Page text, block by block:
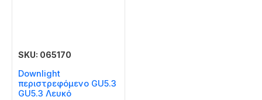
SKU: 065170
Downlight
περιστρεφόμενο GU5.3
GU5.3 Λευκό